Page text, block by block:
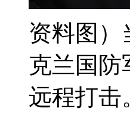
资料图）
克兰国防
远程打击